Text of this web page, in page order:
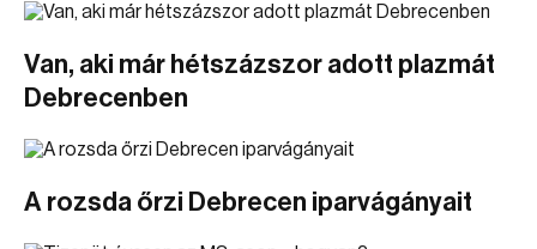
Van, aki már hétszázszor adott plazmát
Debrecenben
A rozsda őrzi Debrecen iparvágányait